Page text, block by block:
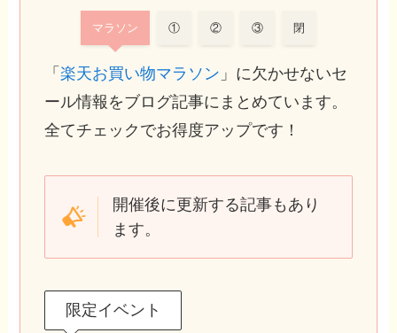
マラソン ① ② ③ 閉
「楽天お買い物マラソン 」に欠かせないセ
ール情報をブログ記事にまとめています。
全てチェックでお得度アップです！
開催後に更新する記事もあり
ます。
限定イベント